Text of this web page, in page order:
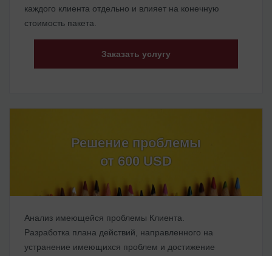
каждого клиента отдельно и влияет на конечную
стоимость пакета.
Заказать услугу
Решение проблемы
от 600 USD
Анализ имеющейся проблемы Клиента.
Разработка плана действий, направленного на
устранение имеющихся проблем и достижение